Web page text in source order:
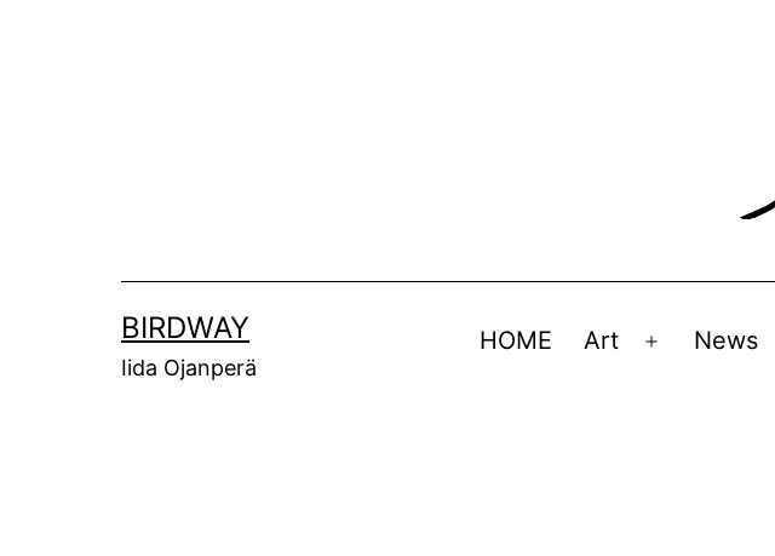
BIRDWAY
Iida Ojanperä
HOME Art
Avaa
News